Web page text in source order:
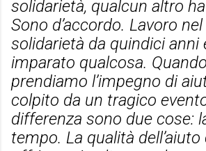
solidarietà, qualcun altro
Sono d’accordo. Lavoro
solidarietà da quindici anni
imparato qualcosa.
prendiamo l’impegno di
colpito da un tragico
differenza sono due cose:
tempo. La qualità dell’aiuto